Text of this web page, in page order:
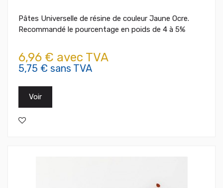
Pâtes Universelle de résine de couleur Jaune Ocre.
Recommandé le pourcentage en poids de 4 à 5%
6,96 € avec TVA
5,75 € sans TVA
Voir